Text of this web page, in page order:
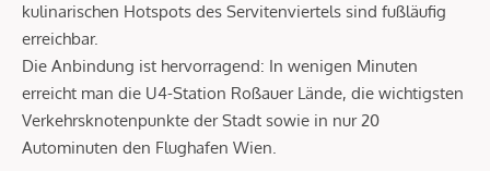
kulinarischen Hotspots des Servitenviertels sind fußläufig
erreichbar.
Die Anbindung ist hervorragend: In wenigen Minuten
erreicht man die U4-Station Roßauer Lände, die wichtigsten
Verkehrsknotenpunkte der Stadt sowie in nur 20
Autominuten den Flughafen Wien.